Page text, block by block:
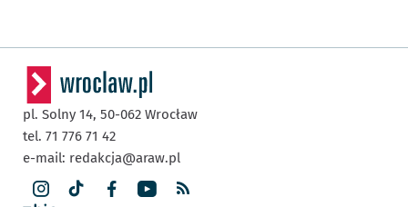
pl. Solny 14, 50-062 Wrocław
tel. 71 776 71 42
e-mail: redakcja@araw.pl